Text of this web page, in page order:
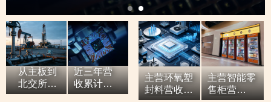
升，创业板定位之监管“不动摇”
从主板到
北交所，7
亿元营收
近三年营
收累计超9
亿元，拓
主营环氧塑
封料营收逐
主营智能零
售柜营